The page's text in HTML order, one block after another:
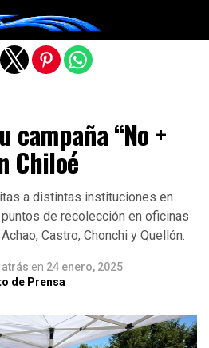
campaña “No +
Chiloé
a distintas instituciones en
de recolección en oficinas
Castro, Chonchi y Quellón.
atrás en 24 enero, 2025
de Prensa
la versión móvil